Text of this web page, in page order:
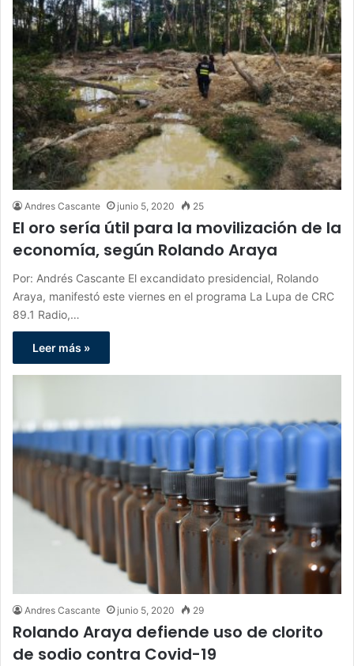
Andres Cascante junio 5, 2020 25
El oro sería útil para la movilización de la
economía, según Rolando Araya
Por: Andrés Cascante El excandidato presidencial, Rolando
Araya, manifestó este viernes en el programa La Lupa de CRC
89.1 Radio,…
Leer más »
Andres Cascante junio 5, 2020 29
Rolando Araya defiende uso de clorito
de sodio contra Covid-19